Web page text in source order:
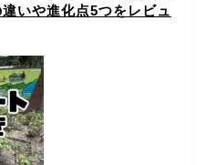
いや進化点5つをレビュ